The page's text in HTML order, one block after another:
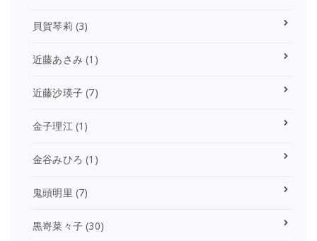
貝賀琴莉 (3)
近藤あさみ (1)
近藤沙瑛子 (7)
金子理江 (1)
金谷みひろ (1)
鬼頭明里 (7)
黒嵜菜々子 (30)